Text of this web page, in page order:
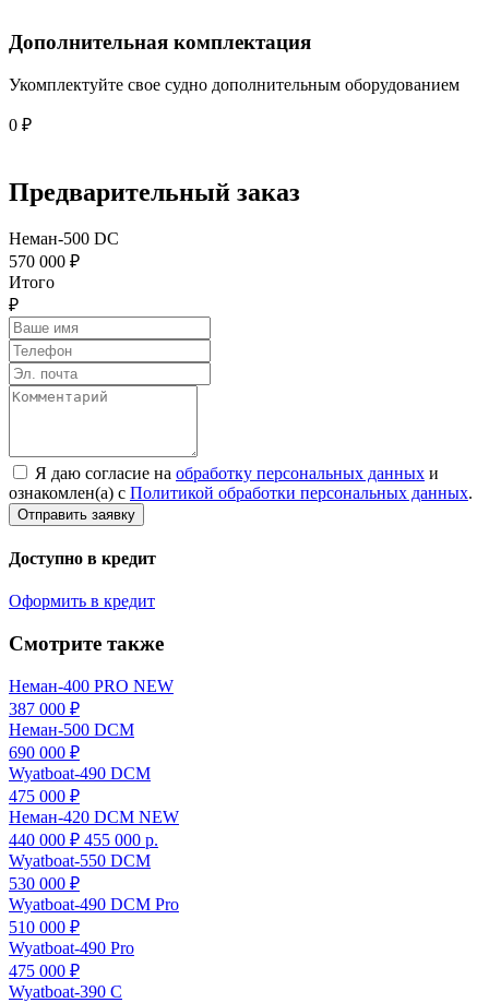
Дополнительная комплектация
Укомплектуйте свое судно дополнительным оборудованием
0 ₽
Предварительный заказ
Неман-500 DC
570 000 ₽
Итого
₽
Я даю согласие на обработку персональных данных и
ознакомлен(а) с Политикой обработки персональных данных.
Доступно в кредит
Оформить в кредит
Смотрите также
Неман-400 PRO NEW
387 000 ₽
Неман-500 DCM
690 000 ₽
Wyatboat-490 DCM
475 000 ₽
Неман-420 DCM NEW
440 000 ₽ 455 000 р.
Wyatboat-550 DCM
530 000 ₽
Wyatboat-490 DCM Pro
510 000 ₽
Wyatboat-490 Pro
475 000 ₽
Wyatboat-390 C